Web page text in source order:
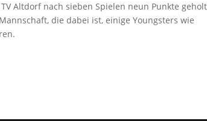
Altdorf nach sieben Spielen neun Punkte
die dabei ist, einige Youngsters wie